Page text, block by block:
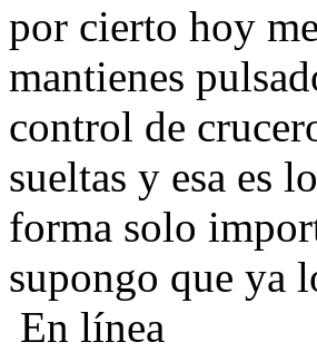
por cierto hoy
mantienes
control de
sueltas y esa es
forma solo
supongo que ya
En línea